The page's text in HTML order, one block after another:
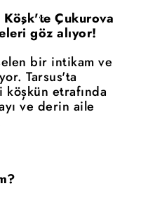
Köşk'te Çukurova
göz alıyor!
bir intikam ve
Tarsus'ta
etrafında
ve derin aile